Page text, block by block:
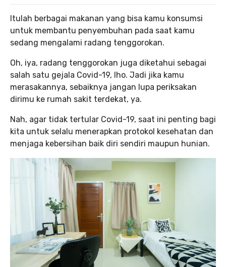
Itulah berbagai makanan yang bisa kamu konsumsi
untuk membantu penyembuhan pada saat kamu
sedang mengalami radang tenggorokan.
Oh, iya, radang tenggorokan juga diketahui sebagai
salah satu gejala Covid-19, lho. Jadi jika kamu
merasakannya, sebaiknya jangan lupa periksakan
dirimu ke rumah sakit terdekat, ya.
Nah, agar tidak tertular Covid-19, saat ini penting bagi
kita untuk selalu menerapkan protokol kesehatan dan
menjaga kebersihan baik diri sendiri maupun hunian.